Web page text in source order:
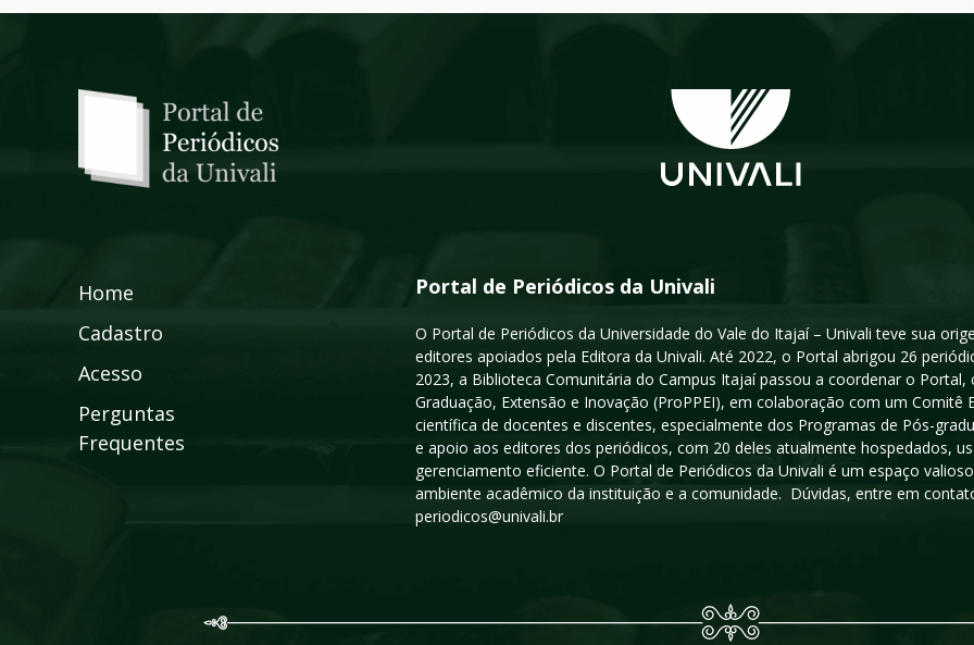
Home
Cadastro
Acesso
Perguntas
Frequentes
Portal de Periódicos da Univali
O Portal de Periódicos da Universidade do Vale do Itajaí – Univali teve sua
editores apoiados pela Editora da Univali. Até 2022, o Portal abrigou 26
2023, a Biblioteca Comunitária do Campus Itajaí passou a coordenar o
Graduação, Extensão e Inovação (ProPPEI), em colaboração com um
científica de docentes e discentes, especialmente dos Programas de Pós-
e apoio aos editores dos periódicos, com 20 deles atualmente hospedados,
gerenciamento eficiente. O Portal de Periódicos da Univali é um espaço
ambiente acadêmico da instituição e a comunidade. Dúvidas, entre em
periodicos@univali.br